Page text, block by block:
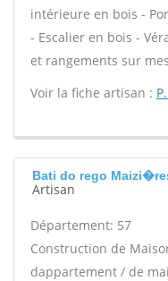
intérieure en bois -
- Escalier en bois -
et rangements sur
Voir la fiche artisan :
Bati do rego
Artisan
Département: 57
Construction de
dappartement / de